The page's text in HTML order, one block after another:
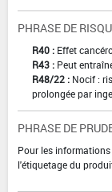
PHRASE DE
R40 : Effet
R43 : Peut
R48/22 : Nocif :
prolongée par
PHRASE DE
Pour les
l'étiquetage du